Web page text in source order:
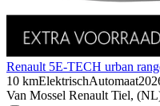
Renault 5E-TECH urban
10 kmElektrischAutomaat
Van Mossel Renault Tiel,